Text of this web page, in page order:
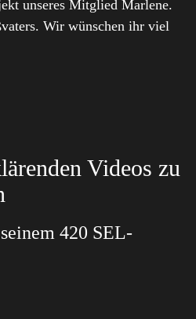
unseres Mitglied Marlene.
Wir wünschen ihr viel
Videos zu
420 SEL-